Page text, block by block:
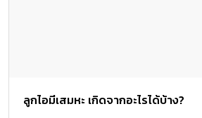
ลูกไอมีเสมหะ เกิดจากอะไรได้บ้าง?